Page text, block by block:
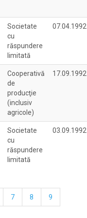
Societate
cu
răspundere
limitată
07.04.1992
Cooperativă
de
producţie
(inclusiv
agricole)
17.09.1992
Societate
cu
răspundere
limitată
03.09.1992
7 8 9